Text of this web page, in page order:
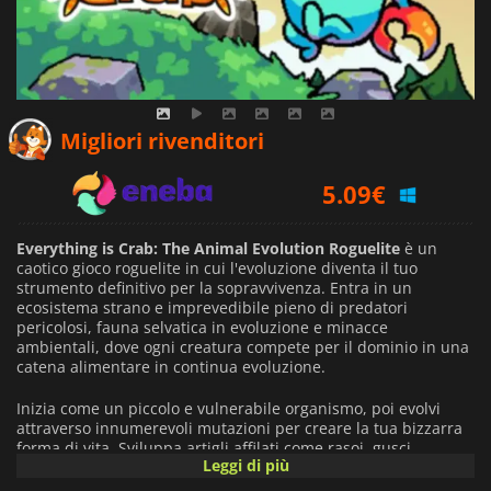
Migliori rivenditori
5.09€
6.19€
Everything is Crab: The Animal Evolution Roguelite è un
caotico gioco roguelite in cui l'evoluzione diventa il tuo
strumento definitivo per la sopravvivenza. Entra in un
ecosistema strano e imprevedibile pieno di predatori
pericolosi, fauna selvatica in evoluzione e minacce
ambientali, dove ogni creatura compete per il dominio in una
catena alimentare in continua evoluzione.
Inizia come un piccolo e vulnerabile organismo, poi evolvi
attraverso innumerevoli mutazioni per creare la tua bizzarra
forma di vita. Sviluppa artigli affilati come rasoi, gusci
protettivi, attacchi velenosi, ali, corna, arti extra e altre
Leggi di più